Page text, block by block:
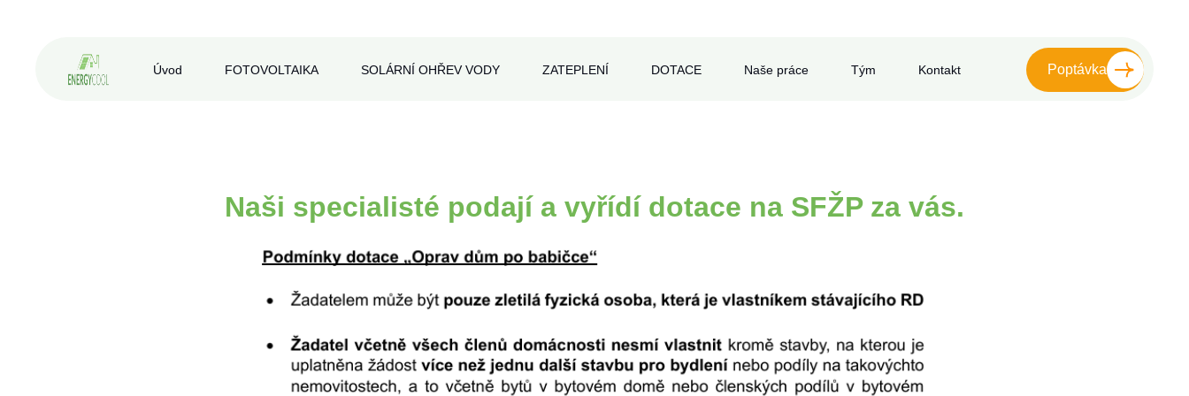
Úvod FOTOVOLTAIKA SOLÁRNÍ OHŘEV VODY ZATEPLENÍ DOTACE Naše práce Tým Kontakt Poptávka
Naši specialisté podají a vyřídí dotace na SFŽP za vás.